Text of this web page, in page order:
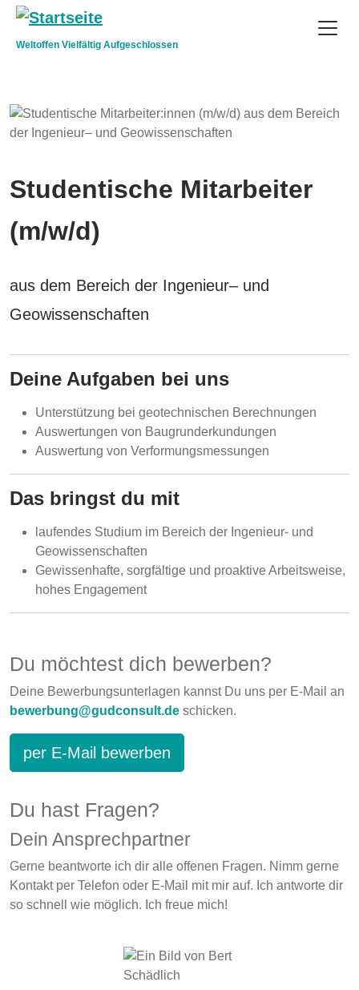
Direkt zum Inhalt
Weltoffen Vielfältig Aufgeschlossen
Studentische Mitarbeiter
(m/w/d)
aus dem Bereich der Ingenieur– und
Geowissenschaften
Deine Aufgaben bei uns
Unterstützung bei geotechnischen Berechnungen
Auswertungen von Baugrunderkundungen
Auswertung von Verformungsmessungen
Das bringst du mit
laufendes Studium im Bereich der Ingenieur- und
Geowissenschaften
Gewissenhafte, sorgfältige und proaktive Arbeitsweise,
hohes Engagement
Du möchtest dich bewerben?
Deine Bewerbungsunterlagen kannst Du uns per E-Mail an
bewerbung@gudconsult.de schicken.
per E-Mail bewerben
Du hast Fragen?
Dein Ansprechpartner
Gerne beantworte ich dir alle offenen Fragen. Nimm gerne
Kontakt per Telefon oder E-Mail mit mir auf. Ich antworte dir
so schnell wie möglich. Ich freue mich!